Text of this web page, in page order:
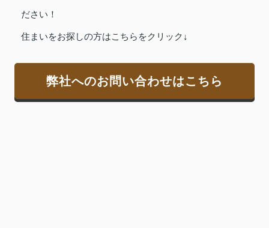
ださい！
住まいをお探しの方はこちらをクリック↓
弊社へのお問い合わせはこちら